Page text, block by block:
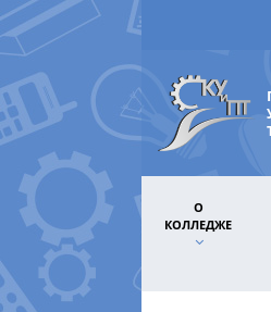
О
КОЛЛЕДЖЕ